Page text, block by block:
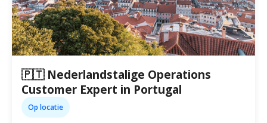
🇵🇹 Nederlandstalige Operations
Customer Expert in Portugal
Op locatie